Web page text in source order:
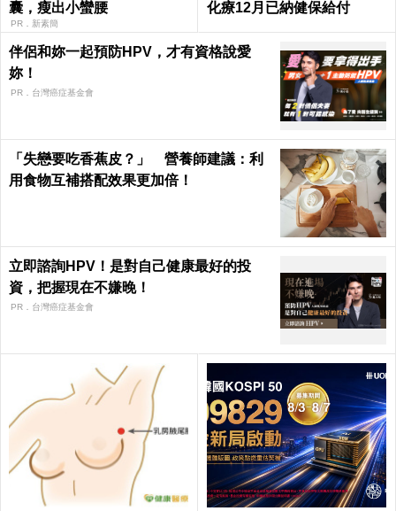
囊，瘦出小蠻腰
PR．新素簡
化療12月已納健保給付
伴侶和妳一起預防HPV，才有資格說愛
妳！
PR．台灣癌症基金會
「失戀要吃香蕉皮？」 營養師建議：利
用食物互補搭配效果更加倍！
立即諮詢HPV！是對自己健康最好的投
資，把握現在不嫌晚！
PR．台灣癌症基金會